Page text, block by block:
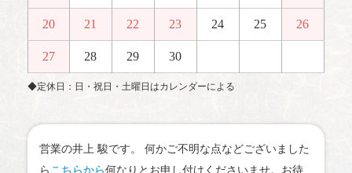
20 21 22 23 24 25 26
27 28 29 30
◆定休日：日・祝日・土曜日はカレンダーによる
営業の井上 駿です。 何かご不明な点などございました
ら こちらから何なりとお申し付けくださいませ。お待